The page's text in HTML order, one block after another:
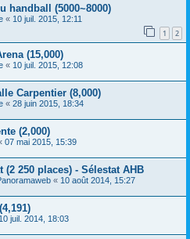
handball (5000~8000)
« 10 juil. 2015, 12:11
1 2
(15,000)
« 10 juil. 2015, 12:08
Carpentier (8,000)
« 28 juin 2015, 18:34
(2,000)
07 mai 2015, 15:39
(2 250 places) - Sélestat AHB
« 10 août 2014, 15:27
10 juil. 2014, 18:03